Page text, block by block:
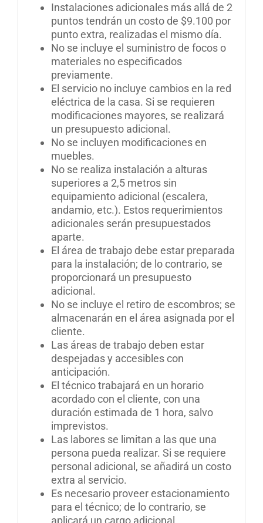
Instalaciones adicionales más allá de 2
puntos tendrán un costo de $9.100 por
punto extra, realizadas el mismo día.
No se incluye el suministro de focos o
materiales no especificados
previamente.
El servicio no incluye cambios en la red
eléctrica de la casa. Si se requieren
modificaciones mayores, se realizará
un presupuesto adicional.
No se incluyen modificaciones en
muebles.
No se realiza instalación a alturas
superiores a 2,5 metros sin
equipamiento adicional (escalera,
andamio, etc.). Estos requerimientos
adicionales serán presupuestados
aparte.
El área de trabajo debe estar preparada
para la instalación; de lo contrario, se
proporcionará un presupuesto
adicional.
No se incluye el retiro de escombros; se
almacenarán en el área asignada por el
cliente.
Las áreas de trabajo deben estar
despejadas y accesibles con
anticipación.
El técnico trabajará en un horario
acordado con el cliente, con una
duración estimada de 1 hora, salvo
imprevistos.
Las labores se limitan a las que una
persona pueda realizar. Si se requiere
personal adicional, se añadirá un costo
extra al servicio.
Es necesario proveer estacionamiento
para el técnico; de lo contrario, se
aplicará un cargo adicional.